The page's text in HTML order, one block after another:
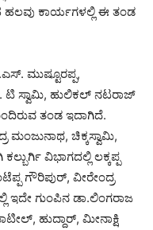
ಹಲವು ಕಾರ್ಯಗಳಲ್ಲಿ ಈ ತಂಡ
ಮುಷ್ಟೂರಪ್ಪ,
ಸ್ವಾಮಿ, ಹುಲಿಕಲ್ ನಟರಾಜ್
ತಂಡ ಇದಾಗಿದೆ.
ಮಂಜುನಾಥ, ಚಿಕ್ಕಸ್ವಾಮಿ,
ವಿಭಾಗದಲ್ಲಿ ಲಕ್ಕಪ್ಪ
ಗೌರಿಪುರ್, ವೀರೇಂದ್ರ
ಇದೇ ಗುಂಪಿನ ಡಾ.ಲಿಂಗರಾಜ
ಹುದ್ದಾರ್, ಮೀನಾಕ್ಷಿ